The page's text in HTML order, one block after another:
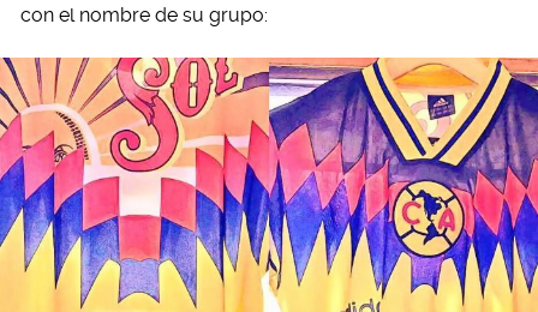
con el nombre de su grupo: